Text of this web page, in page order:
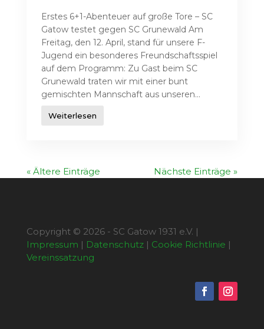
Erstes 6+1-Abenteuer auf große Tore – SC
Gatow testet gegen SC Grunewald Am
Freitag, den 12. April, stand für unsere F-
Jugend ein besonderes Freundschaftsspiel
auf dem Programm: Zu Gast beim SC
Grunewald traten wir mit einer bunt
gemischten Mannschaft aus unseren...
Weiterlesen
« Ältere Einträge Nächste Einträge »
Copyright © 2026 - SC Gatow 1931 e.V. |
Impressum | Datenschutz| Cookie Richtlinie |
Vereinssatzung